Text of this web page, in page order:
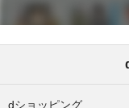
dショッピング